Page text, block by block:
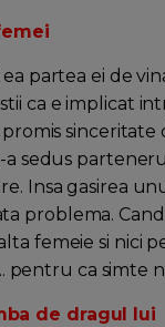
ea partea ei de
ca e implicat
sedus
Insa gasirea
problema.
femeie si nici
pentru ca simte
de dragul lui